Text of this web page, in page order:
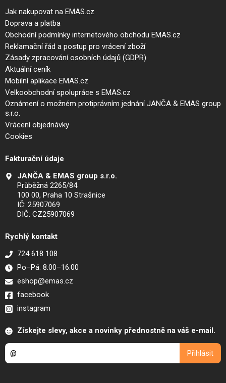
Jak nakupovat na EMAS.cz
Doprava a platba
Obchodní podmínky internetového obchodu EMAS.cz
Reklamační řád a postup pro vrácení zboží
Zásady zpracování osobních údajů (GDPR)
Aktuální ceník
Mobilní aplikace EMAS.cz
Velkoobchodní spolupráce s EMAS.cz
Oznámení o možném protiprávním jednání JANČA & EMAS group
s.r.o.
Vrácení objednávky
Cookies
Fakturační údaje
JANČA & EMAS group s.r.o.
Průběžná 2265/84
100 00, Praha 10 Strašnice
IČ: 25907069
DIČ: CZ25907069
Rychlý kontakt
724 618 108
Po–Pá: 8.00–16.00
eshop@emas.cz
facebook
instagram
Získejte slevy, akce a novinky přednostně na váš e-mail.